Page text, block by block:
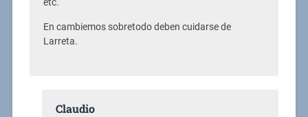
etc.
En cambiemos sobretodo deben cuidarse de
Larreta.
Claudio